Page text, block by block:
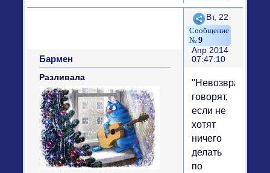
Поделиться
9
Вт, 22
Апр 2014
07:47:10
Бармен
Разливала
"Невозврат"
говорят,
если не
хотят
ничего
делать
по